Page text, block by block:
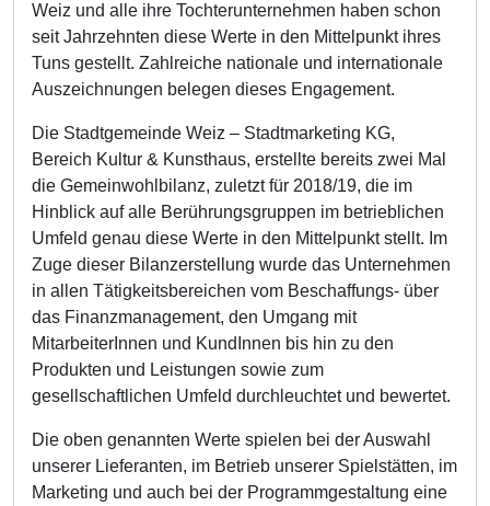
Weiz und alle ihre Tochterunternehmen haben schon
seit Jahrzehnten diese Werte in den Mittelpunkt ihres
Tuns gestellt. Zahlreiche nationale und internationale
Auszeichnungen belegen dieses Engagement.
Die Stadtgemeinde Weiz – Stadtmarketing KG,
Bereich Kultur & Kunsthaus, erstellte bereits zwei Mal
die Gemeinwohlbilanz, zuletzt für 2018/19, die im
Hinblick auf alle Berührungsgruppen im betrieblichen
Umfeld genau diese Werte in den Mittelpunkt stellt. Im
Zuge dieser Bilanzerstellung wurde das Unternehmen
in allen Tätigkeitsbereichen vom Beschaffungs- über
das Finanzmanagement, den Umgang mit
MitarbeiterInnen und KundInnen bis hin zu den
Produkten und Leistungen sowie zum
gesellschaftlichen Umfeld durchleuchtet und bewertet.
Die oben genannten Werte spielen bei der Auswahl
unserer Lieferanten, im Betrieb unserer Spielstätten, im
Marketing und auch bei der Programmgestaltung eine